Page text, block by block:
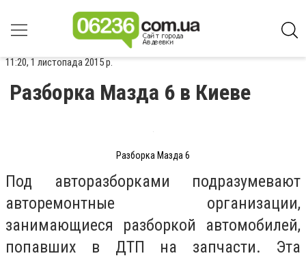
11:20, 1 листопада 2015 р.
Разборка Мазда 6 в Киеве
Разборка Мазда 6
Под авторазборками подразумевают
авторемонтные организации,
занимающиеся разборкой автомобилей,
попавших в ДТП на запчасти. Эта